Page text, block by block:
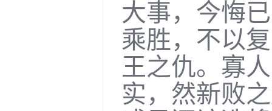
大事，今悔
乘胜，不以
王之仇。寡
实，然新败